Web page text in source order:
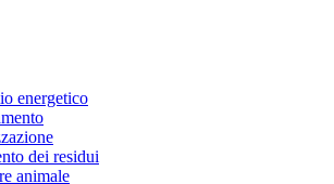
energetico
dei residui
animale